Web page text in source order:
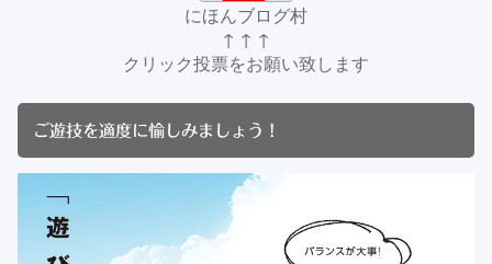
にほんブログ村
↑ ↑ ↑
クリック投票をお願い致します
ご遊技を適度に愉しみましょう！